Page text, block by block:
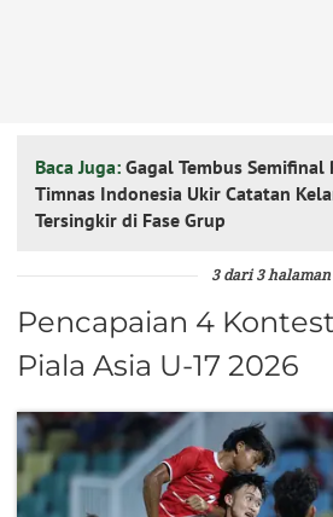
Baca Juga: Gagal Tembus Semifinal
Timnas Indonesia Ukir Catatan
Tersingkir di Fase Grup
3 dari 3 halaman
Pencapaian 4
Piala Asia U-17 2026